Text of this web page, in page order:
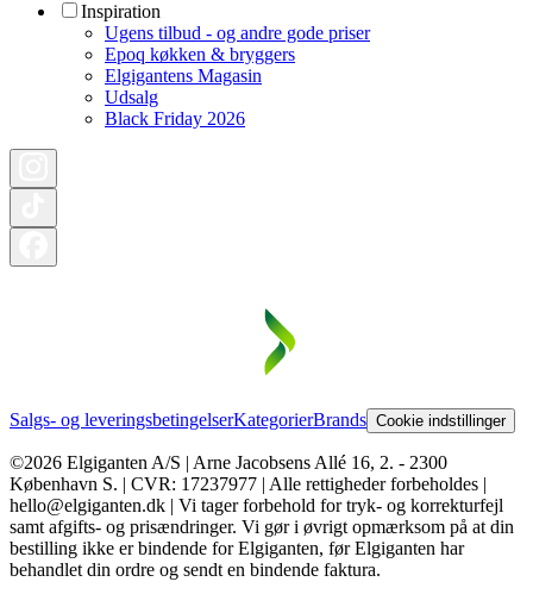
Inspiration
Ugens tilbud - og andre gode priser
Epoq køkken & bryggers
Elgigantens Magasin
Udsalg
Black Friday 2026
Salgs- og leveringsbetingelserKategorierBrands Cookie indstillinger
©2026 Elgiganten A/S | Arne Jacobsens Allé 16, 2. - 2300
København S. | CVR: 17237977 | Alle rettigheder forbeholdes |
hello@elgiganten.dk | Vi tager forbehold for tryk- og korrekturfejl
samt afgifts- og prisændringer. Vi gør i øvrigt opmærksom på at din
bestilling ikke er bindende for Elgiganten, før Elgiganten har
behandlet din ordre og sendt en bindende faktura.